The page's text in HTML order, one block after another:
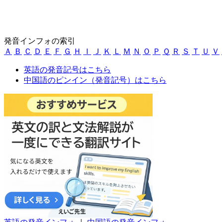
発音インフォの索引
Ａ
Ｂ Ｃ Ｄ Ｅ Ｆ Ｇ Ｈ Ｉ Ｊ Ｋ Ｌ Ｍ Ｎ Ｏ Ｐ Ｑ Ｒ Ｓ Ｔ Ｕ Ｖ
英語の発音記号はこちら
中国語のピンイン（発音記号）はこちら